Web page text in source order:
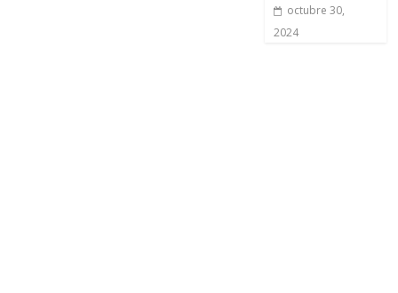
octubre 30,
2024